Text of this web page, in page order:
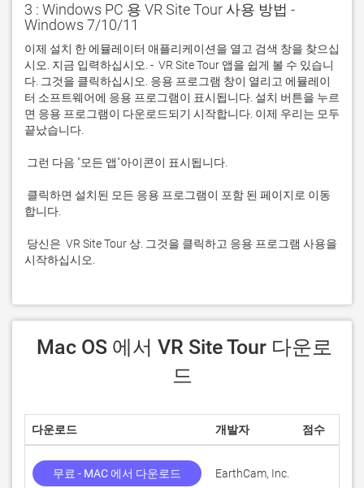
3 : Windows PC 용 VR Site Tour 사용 방법 -
Windows 7/10/11
이제 설치 한 에뮬레이터 애플리케이션을 열고 검색 창을 찾으십
시오. 지금 입력하십시오. -  VR Site Tour 앱을 쉽게 볼 수 있습니
다. 그것을 클릭하십시오. 응용 프로그램 창이 열리고 에뮬레이
터 소프트웨어에 응용 프로그램이 표시됩니다. 설치 버튼을 누르
면 응용 프로그램이 다운로드되기 시작합니다. 이제 우리는 모두
시작하십시오.
드
다운로드 개발자 점수
무료 - MAC 에서 다운로드 EarthCam, Inc.